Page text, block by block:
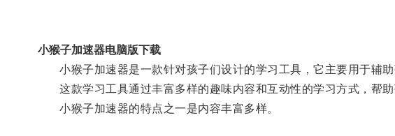
小猴子加速器电脑版下载
小猴子加速器是一款针对孩子们设计的学习工具，它主要用于辅助
这款学习工具通过丰富多样的趣味内容和互动性的学习方式，帮助
小猴子加速器的特点之一是内容丰富多样。